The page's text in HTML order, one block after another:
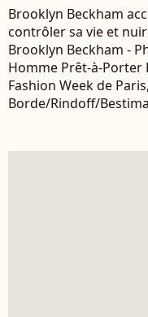
Brooklyn Beckham
contrôler sa vie et
Brooklyn Beckham -
Homme Prêt-à-Porter
Fashion Week de
Borde/Rindoff/